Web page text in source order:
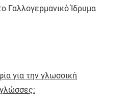
Γαλλογερμανικό Ίδρυμα
για την γλωσσική